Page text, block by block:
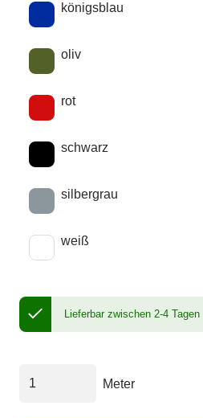
königsblau
oliv
rot
schwarz
silbergrau
weiß
Lieferbar zwischen 2-4 Tagen
Meter